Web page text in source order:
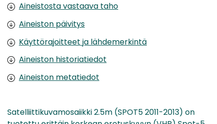
Aineistosta vastaava taho
Aineiston päivitys
Käyttörajoitteet ja lähdemerkintä
Aineiston historiatiedot
Aineiston metatiedot
Satelliittikuvamosaiikki 2.5m (SPOT5 2011-2013) on